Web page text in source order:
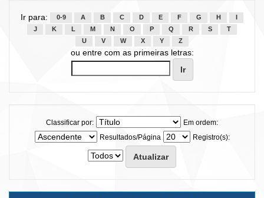
Ir para: 0-9 A B C D E F G H
J
K L M N O P Q R S
T
U
V W X Y Z
ou entre com as primeiras letras:
Classificar por:
Em ordem:
Resultados/Página
Registro(s):